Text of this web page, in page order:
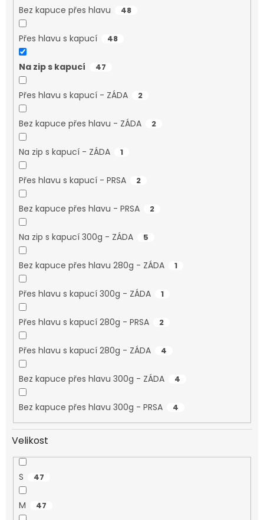
Bez kapuce přes hlavu 48
Přes hlavu s kapucí 48
Na zip s kapucí 47
Přes hlavu s kapucí - ZÁDA 2
Bez kapuce přes hlavu - ZÁDA 2
Na zip s kapucí - ZÁDA 1
Přes hlavu s kapucí - PRSA 2
Bez kapuce přes hlavu - PRSA 2
Na zip s kapucí 300g - ZÁDA 5
Bez kapuce přes hlavu 280g - ZÁDA 1
Přes hlavu s kapucí 300g - ZÁDA 1
Přes hlavu s kapucí 280g - PRSA 2
Přes hlavu s kapucí 280g - ZÁDA 4
Bez kapuce přes hlavu 300g - ZÁDA 4
Bez kapuce přes hlavu 300g - PRSA 4
Velikost
S 47
M 47